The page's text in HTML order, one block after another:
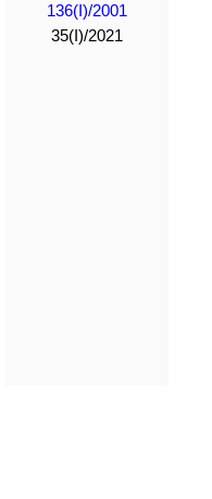
136(I)/2001
35(I)/2021